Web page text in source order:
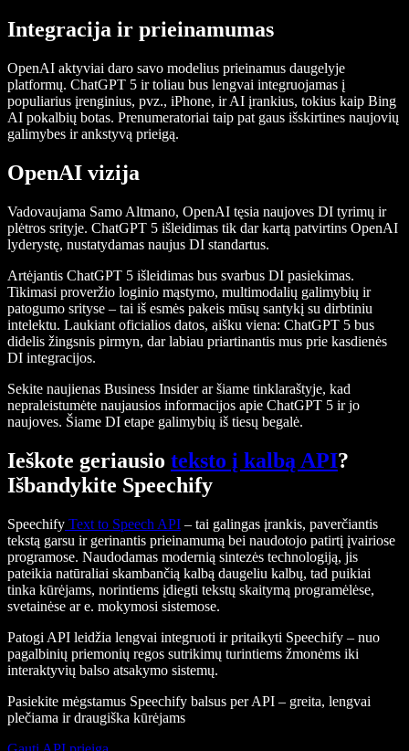
Integracija ir prieinamumas
OpenAI aktyviai daro savo modelius prieinamus daugelyje
platformų. ChatGPT 5 ir toliau bus lengvai integruojamas į
populiarius įrenginius, pvz., iPhone, ir AI įrankius, tokius kaip Bing
AI pokalbių botas. Prenumeratoriai taip pat gaus išskirtines naujovių
galimybes ir ankstyvą prieigą.
OpenAI vizija
Vadovaujama Samo Altmano, OpenAI tęsia naujoves DI tyrimų ir
plėtros srityje. ChatGPT 5 išleidimas tik dar kartą patvirtins OpenAI
lyderystę, nustatydamas naujus DI standartus.
Artėjantis ChatGPT 5 išleidimas bus svarbus DI pasiekimas.
Tikimasi proveržio loginio mąstymo, multimodalių galimybių ir
patogumo srityse – tai iš esmės pakeis mūsų santykį su dirbtiniu
intelektu. Laukiant oficialios datos, aišku viena: ChatGPT 5 bus
didelis žingsnis pirmyn, dar labiau priartinantis mus prie kasdienės
DI integracijos.
Sekite naujienas Business Insider ar šiame tinklaraštyje, kad
nepraleistumėte naujausios informacijos apie ChatGPT 5 ir jo
naujoves. Šiame DI etape galimybių iš tiesų begalė.
Ieškote geriausio teksto į kalbą API?
Išbandykite Speechify
Speechify Text to Speech API – tai galingas įrankis, paverčiantis
tekstą garsu ir gerinantis prieinamumą bei naudotojo patirtį įvairiose
programose. Naudodamas modernią sintezės technologiją, jis
pateikia natūraliai skambančią kalbą daugeliu kalbų, tad puikiai
tinka kūrėjams, norintiems įdiegti tekstų skaitymą programėlėse,
svetainėse ar e. mokymosi sistemose.
Patogi API leidžia lengvai integruoti ir pritaikyti Speechify – nuo
pagalbinių priemonių regos sutrikimų turintiems žmonėms iki
interaktyvių balso atsakymo sistemų.
Pasiekite mėgstamus Speechify balsus per API – greita, lengvai
plečiama ir draugiška kūrėjams